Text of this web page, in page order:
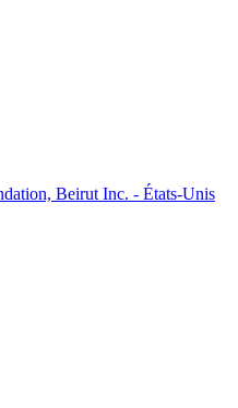
Beirut Inc. - États-Unis